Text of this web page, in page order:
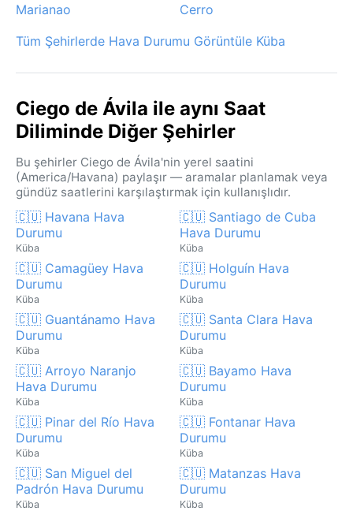
Marianao
Cerro
Tüm Şehirlerde Hava Durumu Görüntüle Küba
Ciego de Ávila ile aynı Saat
Diliminde Diğer Şehirler
Bu şehirler Ciego de Ávila'nin yerel saatini
(America/Havana) paylaşır — aramalar planlamak veya
gündüz saatlerini karşılaştırmak için kullanışlıdır.
🇨🇺 Havana Hava
Durumu
Küba
🇨🇺 Santiago de Cuba
Hava Durumu
Küba
🇨🇺 Camagüey Hava
Durumu
Küba
🇨🇺 Holguín Hava
Durumu
Küba
🇨🇺 Guantánamo Hava
Durumu
Küba
🇨🇺 Santa Clara Hava
Durumu
Küba
🇨🇺 Arroyo Naranjo
Hava Durumu
Küba
🇨🇺 Bayamo Hava
Durumu
Küba
🇨🇺 Pinar del Río Hava
Durumu
Küba
🇨🇺 Fontanar Hava
Durumu
Küba
🇨🇺 San Miguel del
Padrón Hava Durumu
Küba
🇨🇺 Matanzas Hava
Durumu
Küba